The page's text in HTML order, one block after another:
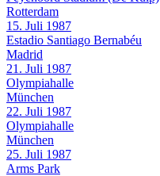
Rotterdam
15. Juli 1987
Estadio Santiago Bernabéu
Madrid
21. Juli 1987
Olympiahalle
München
22. Juli 1987
Olympiahalle
München
25. Juli 1987
Arms Park